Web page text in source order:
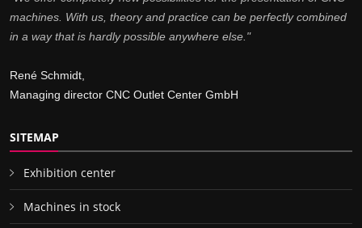
machines. With us, theory and practice can be perfectly combined
in a way that is hardly possible anywhere else."
René Schmidt,
Managing director CNC Outlet Center GmbH
SITEMAP
Exhibition center
Machines in stock